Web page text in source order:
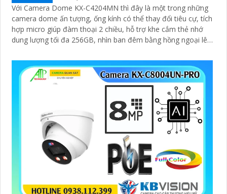
Với Camera Dome KX-C4204MN thì đây là một trong những
camera dome ấn tượng, ống kính có thể thay đổi tiêu cự, tích
hợp micro giúp đàm thoại 2 chiều, hỗ trợ khe cắm thẻ nhớ
dung lượng tối đa 256GB, nhìn ban đêm bằng hồng ngoại lên